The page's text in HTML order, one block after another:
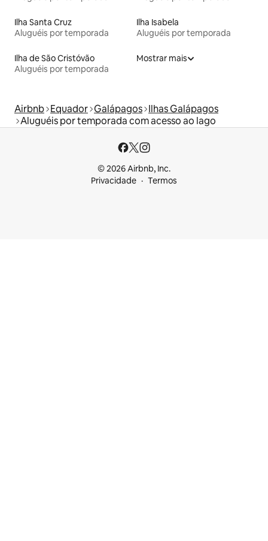
Ilha Santa Cruz
Aluguéis por temporada
Ilha Isabela
Aluguéis por temporada
Ilha de São Cristóvão
Aluguéis por temporada
Mostrar mais
Airbnb Equador Galápagos Ilhas Galápagos
Aluguéis por temporada com acesso ao lago
© 2026 Airbnb, Inc.
Privacidade
Termos